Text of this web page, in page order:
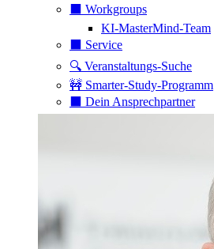
⬛️ Workgroups
KI-MasterMind-Team
⬛️ Service
🔍 Veranstaltungs-Suche
🚧 Smarter-Study-Programm
⬛️ Dein Ansprechpartner